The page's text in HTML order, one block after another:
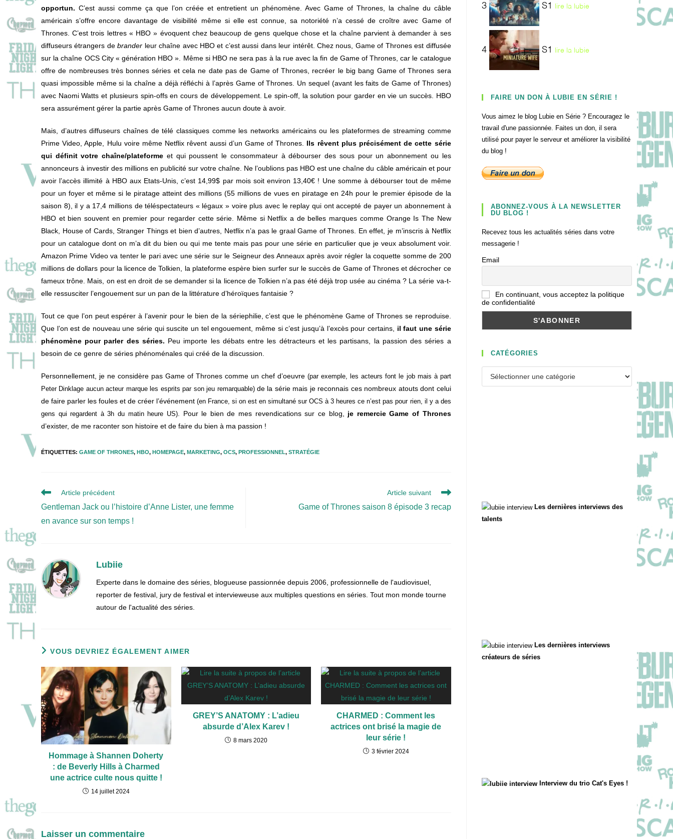
opportun. C’est aussi comme ça que l’on créée et entretient un phénomène. Avec Game of Thrones, la chaîne du câble
américain s’offre encore davantage de visibilité même si elle est connue, sa notoriété n’a cessé de croître avec Game of
Thrones. C’est trois lettres « HBO » évoquent chez beaucoup de gens quelque chose et la chaîne parvient à demander à ses
diffuseurs étrangers debrander leur chaîne avec HBO et c’est aussi dans leur intérêt. Chez nous, Game of Thrones est diffusée
sur la chaîne OCS City « génération HBO ». Même si HBO ne sera pas à la rue avec la fin de Game of Thrones, car le catalogue
offre de nombreuses très bonnes séries et cela ne date pas de Game of Thrones, recréer le big bang Game of Thrones sera
quasi impossible même si la chaîne a déjà réfléchi à l’après Game of Thrones. Un sequel (avant les faits de Game of Thrones)
avec Naomi Watts et plusieurs spin-offs en cours de développement. Le spin-off, la solution pour garder en vie un succès. HBO
sera assurément gérer la partie après Game of Thrones aucun doute à avoir.
Mais, d’autres diffuseurs chaînes de télé classiques comme les networks américains ou les plateformes de streaming comme
Prime Video, Apple, Hulu voire même Netflix rêvent aussi d’un Game of Thrones. Ils rêvent plus précisément de cette série
qui définit votre chaîne/plateforme et qui poussent le consommateur à débourser des sous pour un abonnement ou les
annonceurs à investir des millions en publicité sur votre chaîne. Ne l’oublions pas HBO est une chaîne du câble américain et pour
avoir l’accès illimité à HBO aux Etats-Unis, c’est 14,99$ par mois soit environ 13,40€ ! Une somme à débourser tout de même
pour un foyer et même si le piratage atteint des millions (55 millions de vues en piratage en 24h pour le premier épisode de la
saison 8), il y a 17,4 millions de téléspectateurs « légaux » voire plus avec le replay qui ont accepté de payer un abonnement à
HBO et bien souvent en premier pour regarder cette série. Même si Netflix a de belles marques comme Orange Is The New
Black, House of Cards, Stranger Things et bien d’autres, Netflix n’a pas le graal Game of Thrones. En effet, je m’inscris à Netflix
pour un catalogue dont on m’a dit du bien ou qui me tente mais pas pour une série en particulier que je veux absolument voir.
Amazon Prime Video va tenter le pari avec une série sur le Seigneur des Anneaux après avoir régler la coquette somme de 200
millions de dollars pour la licence de Tolkien, la plateforme espère bien surfer sur le succès de Game of Thrones et décrocher ce
fameux trône. Mais, on est en droit de se demander si la licence de Tolkien n’a pas été déjà trop usée au cinéma ? La série va-t-
elle ressusciter l’engouement sur un pan de la littérature d’héroïques fantaisie ?
Tout ce que l’on peut espérer à l’avenir pour le bien de la sériephilie, c’est que le phénomène Game of Thrones se reproduise.
Que l’on est de nouveau une série qui suscite un tel engouement, même si c’est jusqu’à l’excès pour certains, il faut une série
phénomène pour parler des séries. Peu importe les débats entre les détracteurs et les partisans, la passion des séries a
besoin de ce genre de séries phénoménales qui créé de la discussion.
Personnellement, je ne considère pas Game of Thrones comme un chef d’oeuvre(par exemple, les acteurs font le job mais à part
Peter Dinklage aucun acteur marque les esprits par son jeu remarquable)de la série mais je reconnais ces nombreux atouts dont celui
de faire parler les foules et de créer l’événement(en France, si on est en simultané sur OCS à 3 heures ce n’est pas pour rien, il y a des
gens qui regardent à 3h du matin heure US). Pour le bien de mes revendications sur ce blog, je remercie Game of Thrones
d’exister, de me raconter son histoire et de faire du bien à ma passion !
ÉTIQUETTES: GAME OF THRONES, HBO, HOMEPAGE, MARKETING, OCS, PROFESSIONNEL, STRATÉGIE
Read
articles
Article précédent
Gentleman Jack ou l’histoire d’Anne Lister, une femme
en avance sur son temps !
Article suivant
Game of Thrones saison 8 épisode 3 recap
Lubiie
Experte dans le domaine des séries, blogueuse passionnée depuis 2006, professionnelle de l'audiovisuel,
reporter de festival, jury de festival et intervieweuse aux multiples questions en séries. Tout mon monde tourne
autour de l'actualité des séries.
VOUS DEVRIEZ ÉGALEMENT AIMER
Hommage à Shannen Doherty
: de Beverly Hills à Charmed
une actrice culte nous quitte !
14 juillet 2024
GREY’S ANATOMY : L’adieu
absurde d’Alex Karev !
8 mars 2020
CHARMED : Comment les
actrices ont brisé la magie de
leur série !
3 février 2024
Laisser un commentaire
3 S1 lire la lubie
4 S1 lire la lubie
FAIRE UN DON À LUBIE EN SÉRIE !
Vous aimez le blog Lubie en Série ? Encouragez le
travail d'une passionnée. Faites un don, il sera
utilisé pour payer le serveur et améliorer la visibilité
du blog !
ABONNEZ-VOUS À LA NEWSLETTER
DU BLOG !
Recevez tous les actualités séries dans votre
messagerie !
Email
En continuant, vous acceptez la politique
de confidentialité
CATÉGORIES
Les dernières interviews des
talents
Les dernières interviews
créateurs de séries
Interview du trio Cat's Eyes !